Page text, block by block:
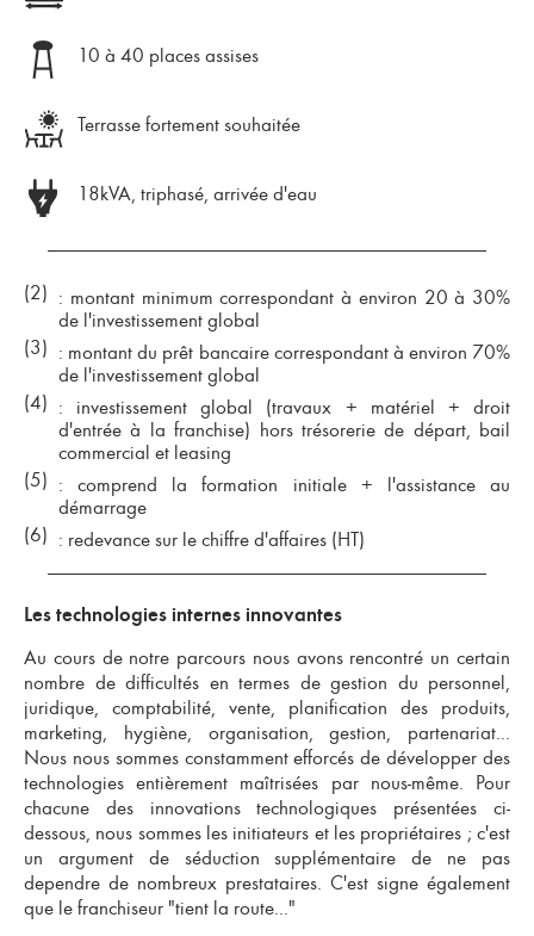
10 à 40 places assises
Terrasse fortement souhaitée
18kVA, triphasé, arrivée d'eau
(2) : montant minimum correspondant à environ 20 à 30%
de l'investissement global
(3) : montant du prêt bancaire correspondant à environ 70%
de l'investissement global
(4) : investissement global (travaux + matériel + droit
d'entrée à la franchise) hors trésorerie de départ, bail
commercial et leasing
(5) : comprend la formation initiale + l'assistance au
démarrage
(6) : redevance sur le chiffre d'affaires (HT)
Les technologies internes innovantes
Au cours de notre parcours nous avons rencontré un certain
nombre de difficultés en termes de gestion du personnel,
juridique, comptabilité, vente, planification des produits,
marketing, hygiène, organisation, gestion, partenariat...
Nous nous sommes constamment efforcés de développer des
technologies entièrement maîtrisées par nous-même. Pour
chacune des innovations technologiques présentées ci-
dessous, nous sommes les initiateurs et les propriétaires ; c'est
un argument de séduction supplémentaire de ne pas
dependre de nombreux prestataires. C'est signe également
que le franchiseur "tient la route..."